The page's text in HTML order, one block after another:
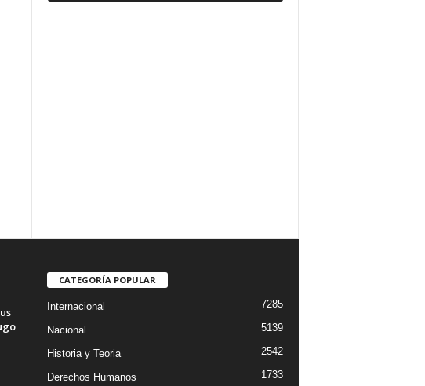
CATEGORÍA POPULAR
Internacional 7285
Nacional 5139
Historia y Teoria 2542
Derechos Humanos 1733